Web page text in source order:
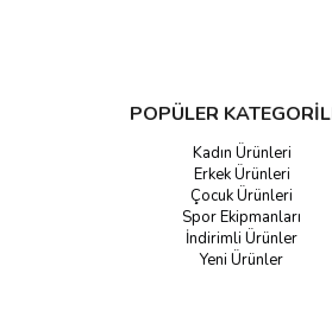
POPÜLER
Kadın Ürünleri
Erkek Ürünleri
Çocuk Ürünleri
Spor Ekipmanları
İndirimli Ürünler
Yeni Ürünler